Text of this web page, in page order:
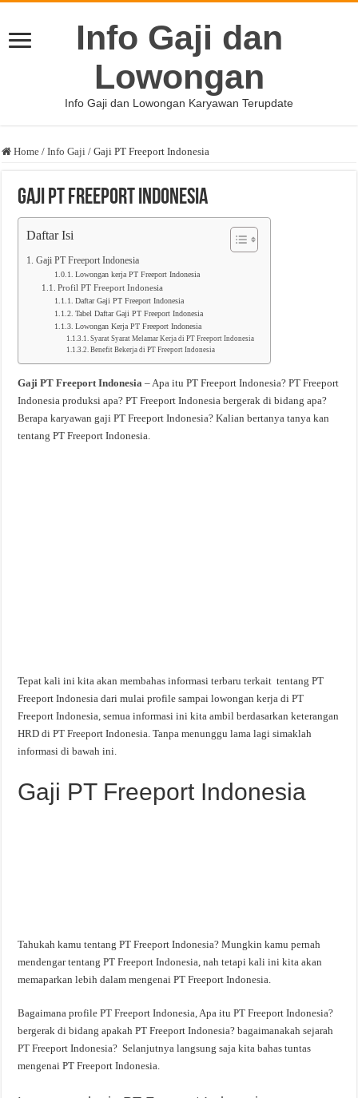
Info Gaji dan
Lowongan
Info Gaji dan Lowongan Karyawan Terupdate
Home / Info Gaji / Gaji PT Freeport Indonesia
Gaji PT Freeport Indonesia
Daftar Isi
Gaji PT Freeport Indonesia
Lowongan kerja PT Freeport Indonesia
Profil PT Freeport Indonesia
Daftar Gaji PT Freeport Indonesia
Tabel Daftar Gaji PT Freeport Indonesia
Lowongan Kerja PT Freeport Indonesia
Syarat Syarat Melamar Kerja di PT Freeport Indonesia
Benefit Bekerja di PT Freeport Indonesia
Gaji PT Freeport Indonesia – Apa itu PT Freeport Indonesia? PT Freeport
Indonesia produksi apa? PT Freeport Indonesia bergerak di bidang apa?
Berapa karyawan gaji PT Freeport Indonesia? Kalian bertanya tanya kan
tentang PT Freeport Indonesia.
Tepat kali ini kita akan membahas informasi terbaru terkait tentang PT
Freeport Indonesia dari mulai profile sampai lowongan kerja di PT
Freeport Indonesia, semua informasi ini kita ambil berdasarkan keterangan
HRD di PT Freeport Indonesia. Tanpa menunggu lama lagi simaklah
informasi di bawah ini.
Gaji PT Freeport Indonesia
Tahukah kamu tentang PT Freeport Indonesia? Mungkin kamu pernah
mendengar tentang PT Freeport Indonesia, nah tetapi kali ini kita akan
memaparkan lebih dalam mengenai PT Freeport Indonesia.
Bagaimana profile PT Freeport Indonesia, Apa itu PT Freeport Indonesia?
bergerak di bidang apakah PT Freeport Indonesia? bagaimanakah sejarah
PT Freeport Indonesia? Selanjutnya langsung saja kita bahas tuntas
mengenai PT Freeport Indonesia.